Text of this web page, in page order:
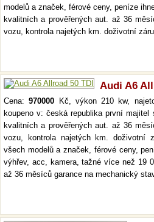
modelů a značek, férové ceny, peníze
kvalitních a prověřených aut. až 36
vozu, kontrola najetých km. doživotní
Audi A6
Cena:970000 Kč, výkon 210 kw,
koupeno v: česká republika první
kvalitních a prověřených aut. až 36
vozu, kontrola najetých km. doživotní
všech modelů a značek, férové ceny,
výhřev, acc, kamera, tažné více než 19
až 36 měsíců garance na mechanický